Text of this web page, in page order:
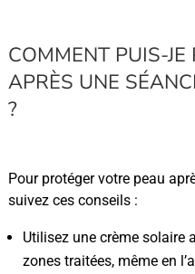
COMMENT PUIS-
APRÈS UNE
?
Pour protéger votre peau
suivez ces conseils :
Utilisez une crème solaire
zones traitées, même en